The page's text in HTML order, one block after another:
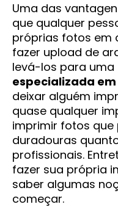
Uma das
que qualquer
próprias fotos em
fazer upload de
levá-los para uma
especializada
deixar alguém
quase qualquer
imprimir fotos
duradouras
profissionais.
fazer sua própria
saber algumas
começar.